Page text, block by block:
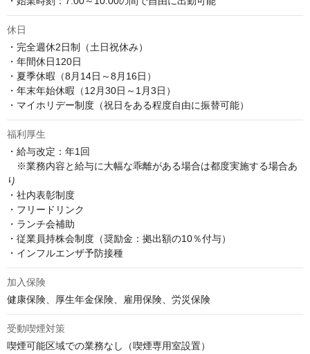
休日
・完全週休2日制（土日祝休み）
・年間休日120日
・夏季休暇（8月14日～8月16日）
・年末年始休暇（12月30日～1月3日）
・マイホリデー制度（祝日をある程度自由に振替可能）
福利厚生
・給与改定：年1回
※業務内容と給与に大幅な乖離がある場合は都度実施する場合あ
り
・社内表彰制度
・フリードリンク
・ランチ会補助
・従業員持株会制度（奨励金：拠出額の10％付与）
・インフルエンザ予防接種
加入保険
健康保険、厚生年金保険、雇用保険、労災保険
受動喫煙対策
喫煙可能区域での業務なし（喫煙専用室設置）